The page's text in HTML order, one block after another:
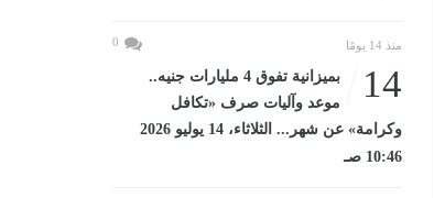
منذ 14 يومًا 0
14
بميزانية تفوق 4 مليارات جنيه..
موعد وآليات صرف «تكافل
وكرامة» عن شهر... الثلاثاء، 14 يوليو 2026
10:46 صـ